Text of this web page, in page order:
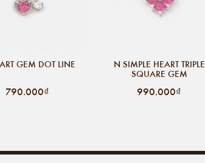
GEM DOT LINE
790.000₫
N SIMPLE HEART TRIPLE
SQUARE GEM
990.000₫